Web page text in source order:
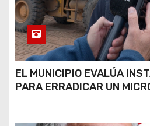
EL MUNICIPIO EVALÚA
PARA ERRADICAR UN